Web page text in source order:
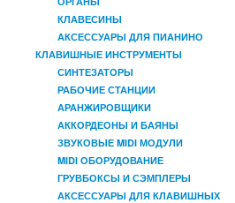
КЛАВЕСИНЫ
АКСЕССУАРЫ ДЛЯ ПИАНИНО
КЛАВИШНЫЕ ИНСТРУМЕНТЫ
СИНТЕЗАТОРЫ
РАБОЧИЕ СТАНЦИИ
АРАНЖИРОВЩИКИ
АККОРДЕОНЫ И БАЯНЫ
ЗВУКОВЫЕ MIDI МОДУЛИ
MIDI ОБОРУДОВАНИЕ
ГРУВБОКСЫ И СЭМПЛЕРЫ
АКСЕССУАРЫ ДЛЯ КЛАВИШНЫХ